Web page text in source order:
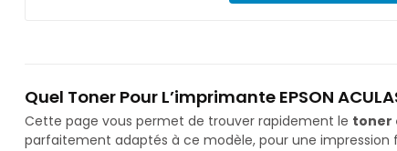
Quel Toner Pour L’imprimante EPSON
Cette page vous permet de trouver rapidement le toner
parfaitement adaptés à ce modèle, pour une impression